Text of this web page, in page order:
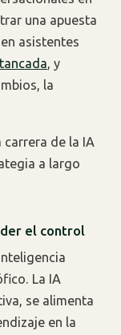
una apuesta
asistentes
, y
la
carrera de la IA
a largo
el control
La IA
se alimenta
en la